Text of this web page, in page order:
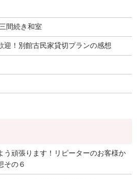
間続き和室
迎！別館古民家貸切プランの感想
う頑張ります！リピーターのお客様か
その６